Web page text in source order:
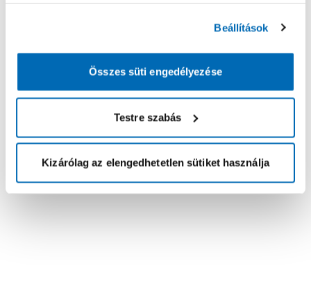
Beállítások
Összes süti engedélyezése
Testre szabás
Kizárólag az elengedhetetlen sütiket használja